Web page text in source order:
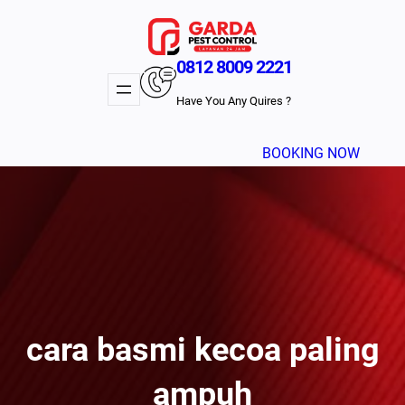
0812 8009 2221
Have You Any Quires ?
BOOKING NOW
cara basmi kecoa paling
ampuh